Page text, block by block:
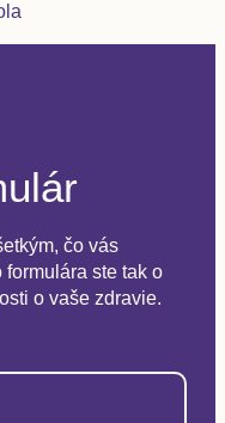
čo vás
ste tak o
o vaše zdravie.